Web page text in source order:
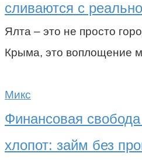
сливаются с
Ялта – это не просто
Крыма, это воплощение
Микс
Финансовая
хлопот: займ без